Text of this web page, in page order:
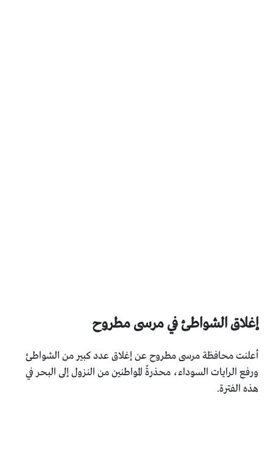
إغلاق الشواطئ في مرسى مطروح
أعلنت محافظة مرسى مطروح عن إغلاق عدد كبير من الشواطئ
ورفع الرايات السوداء، محذرةً المواطنين من النزول إلى البحر في
هذه الفترة.